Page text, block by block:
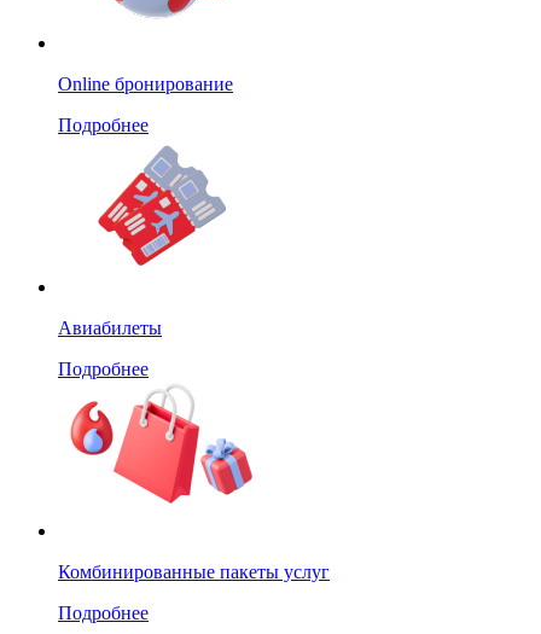
Online бронирование
Подробнее
Авиабилеты
Подробнее
Комбинированные пакеты услуг
Подробнее